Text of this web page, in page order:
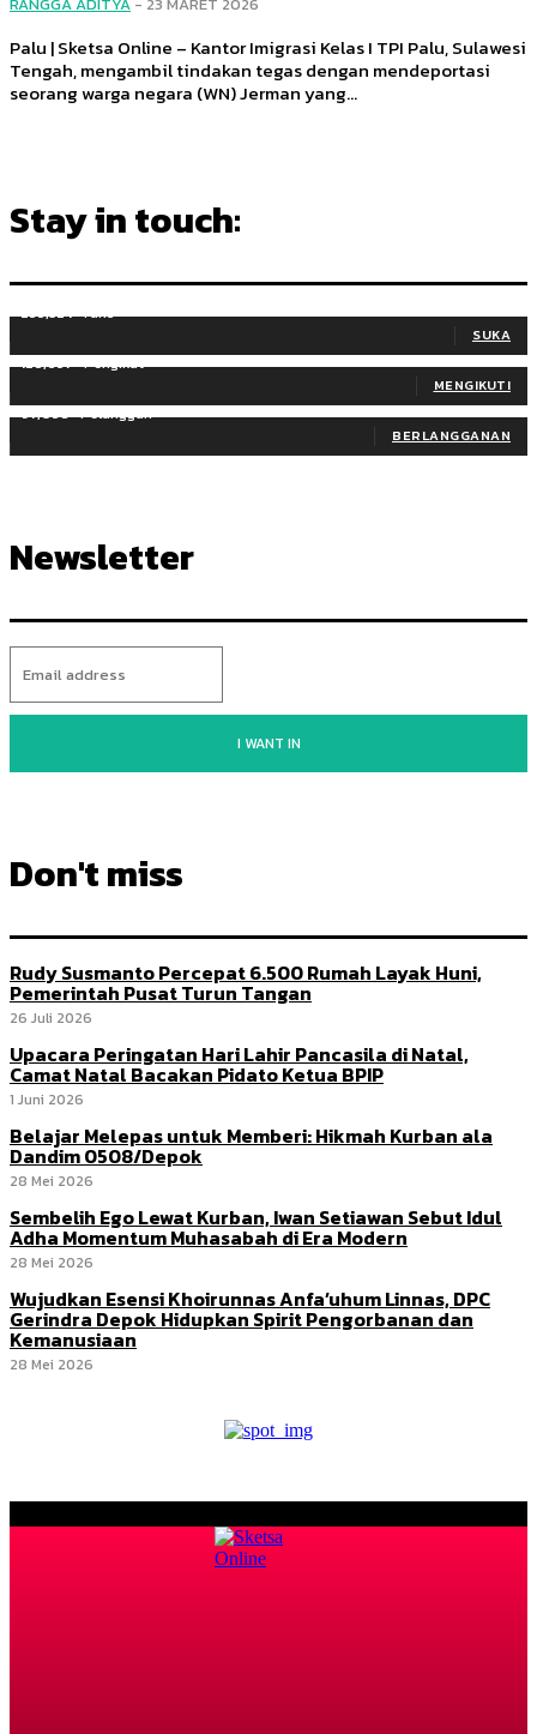
Palu | Sketsa Online – Kantor Imigrasi Kelas I TPI Palu, Sulawesi
Tengah, mengambil tindakan tegas dengan mendeportasi
seorang warga negara (WN) Jerman yang...
Stay in touch:
255,324 Fans
SUKA
128,657 Pengikut
MENGIKUTI
97,058 Pelanggan
BERLANGGANAN
Newsletter
I WANT IN
Don't miss
Rudy Susmanto Percepat 6.500 Rumah Layak Huni,
Pemerintah Pusat Turun Tangan
26 Juli 2026
Upacara Peringatan Hari Lahir Pancasila di Natal,
Camat Natal Bacakan Pidato Ketua BPIP
1 Juni 2026
Belajar Melepas untuk Memberi: Hikmah Kurban ala
Dandim 0508/Depok
28 Mei 2026
Sembelih Ego Lewat Kurban, Iwan Setiawan Sebut Idul
Adha Momentum Muhasabah di Era Modern
28 Mei 2026
Wujudkan Esensi Khoirunnas Anfa’uhum Linnas, DPC
Gerindra Depok Hidupkan Spirit Pengorbanan dan
Kemanusiaan
28 Mei 2026